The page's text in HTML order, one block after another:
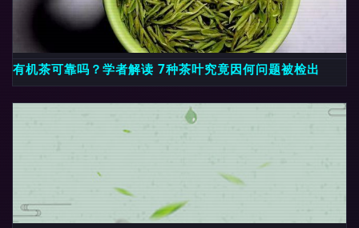
有机茶可靠吗？学者解读 7种茶叶究竟因何问题被检出